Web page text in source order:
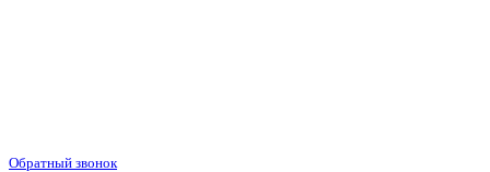
Обратный звонок